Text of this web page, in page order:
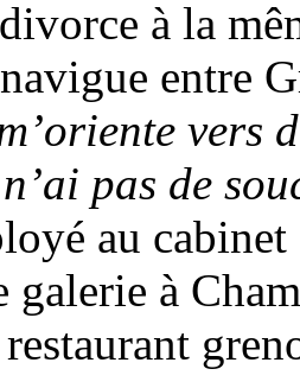
à la
entre
vers
pas de
au
galerie à